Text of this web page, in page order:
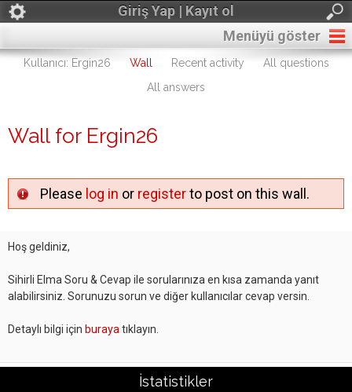
Giriş Yap | Kayıt ol
Menüyü göster
Kullanıcı: Ergin26 Wall Recent activity
All questions
All answers
Wall for Ergin26
Please log in or registerto post on this wall.
Hoş geldiniz,
Sihirli Elma Soru & Cevap ile sorularınıza en kısa zamanda yanıt
alabilirsiniz. Sorunuzu sorun ve diğer kullanıcılar cevap versin.
Detaylı bilgi için buraya tıklayın.
İstatistikler